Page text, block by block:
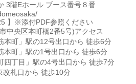
階Eホール ブース番号８番
】※添付PDF参照ください
中央区本町橋2番5号)アクセス
本町」駅の12号出口から 徒歩6分
本町」駅の1号出口から 徒歩6分
四丁目」駅の4号出口から 徒歩7分
改札口から 徒歩10分